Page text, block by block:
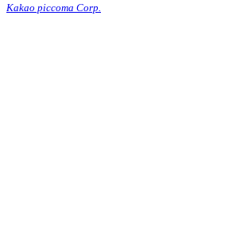
Kakao piccoma Corp.